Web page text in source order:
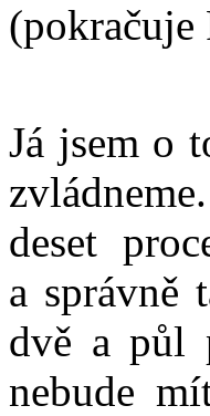
(pokračuje
Já jsem o
deset
a správně
dvě a půl
nebude